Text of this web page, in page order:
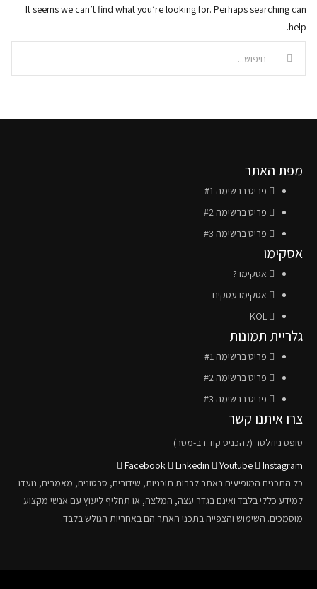
It seems we can’t find what you’re looking for. Perhaps searching can
help.
מפת האתר
פריט ברשימה #1
פריט ברשימה #2
פריט ברשימה #3
אסקימו
אסקימו ?
אסקימו עסקים
KOL
גלריית תמונות
פריט ברשימה #1
פריט ברשימה #2
פריט ברשימה #3
צרו איתנו קשר
טופס ניוזלטר (להכניס קוד רב-מסר)
Facebook
Linkedin Youtube
Instagram
כל התכנים המופיעים באתר לרבות תוכניות, שידורים, סרטונים, מאמרים, נועדו
למידע כללי בלבד ואינם בגדר עצה, המלצה, או תחליף ליעוץ עם אנשי מקצוע
מוסמכים. השימוש והצפייה בתכני האתר הם באחריות הגולש בלבד.